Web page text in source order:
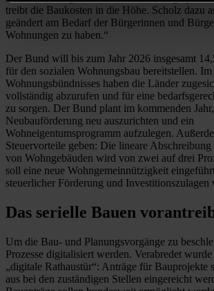
treibt die Baukosten in die Höhe. Scholz dazu
geändert am Bedarf der Bürgerinnen und
Wohnungen zu haben.“
Der Bund will bis zum Jahr 2026 insgesamt
für den sozialen Wohnungsbau bereitstellen. Im
Wohnungsbündnisses haben die Länder
vollständig abzurufen und für eine
zu sorgen. Der Bund plant im kommenden
Neubauförderung neu auszurichten und ein
Wohneigentumsprogramm aufzulegen.
Steuervorteile geben: Die lineare
von Wohngebäuden wird von zwei auf drei
soll eine neue Wohngemeinnützigkeit
steuerlicher Förderung und Investitionszulagen
Das serielle Bauen
Um die Bau- und Planungsvorgänge zu
Prozesse digitalisiert werden. Verabredet
„digitale Rathaustür“: Anträge für Bauprojekte
aus bei den zuständigen Stellen eingereicht